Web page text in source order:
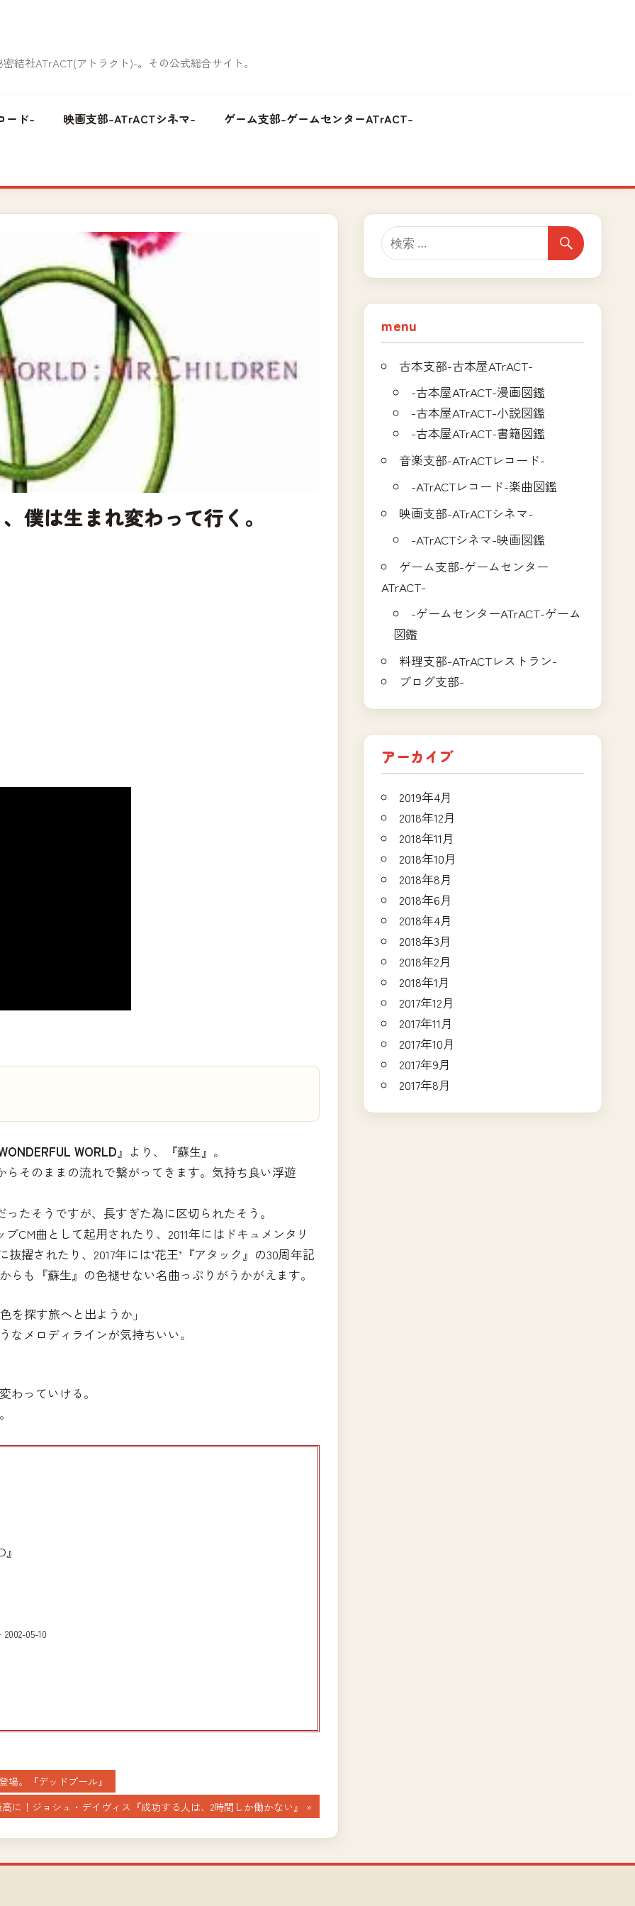
結社ATrACT(アトラクト)-。その公式総合サイト。
ード- 映画支部-ATrACTシネマ- ゲーム支部-ゲームセンターATrACT-
僕は生まれ変わって行く。
WORLD』より、『蘇生』。
そのままの流れで繋がってきます。気持ち良い浮遊
たそうですが、長すぎた為に区切られたそう。
CM曲として起用されたり、2011年にはドキュメンタリ
擢されたり、2017年には’花王’『アタック』の30周年記
も『蘇生』の色褪せない名曲っぷりがうかがえます。
探す旅へと出ようか」
メロディラインが気持ちいい。
わっていける。
05-10
場。『デッドプール』
に！ジョシュ・デイヴィス『成功する人は、2時間しか働かない』
menu
古本支部-古本屋ATrACT-
-古本屋ATrACT-漫画図鑑
-古本屋ATrACT-小説図鑑
-古本屋ATrACT-書籍図鑑
音楽支部-ATrACTレコード-
-ATrACTレコード-楽曲図鑑
映画支部-ATrACTシネマ-
-ATrACTシネマ-映画図鑑
ゲーム支部-ゲームセンター
ATrACT-
-ゲームセンターATrACT-ゲーム
図鑑
料理支部-ATrACTレストラン-
ブログ支部-
アーカイブ
2019年4月
2018年12月
2018年11月
2018年10月
2018年8月
2018年6月
2018年4月
2018年3月
2018年2月
2018年1月
2017年12月
2017年11月
2017年10月
2017年9月
2017年8月